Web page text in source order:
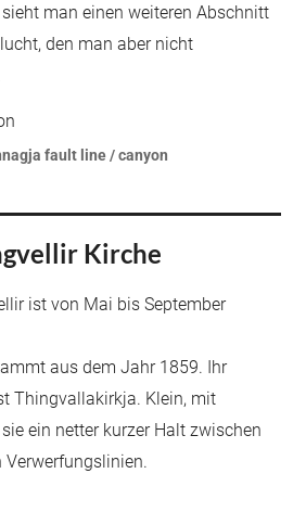
man einen weiteren Abschnitt
den man aber nicht
fault line / canyon
Kirche
ist von Mai bis September
aus dem Jahr 1859. Ihr
Thingvallakirkja. Klein, mit
ein netter kurzer Halt zwischen
Verwerfungslinien.